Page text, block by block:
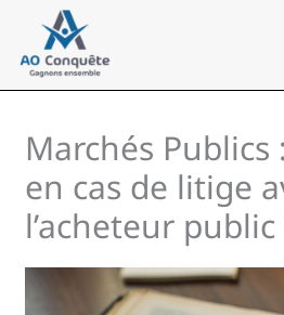
contenu
Marchés Publics
en cas de litige
l’acheteur public